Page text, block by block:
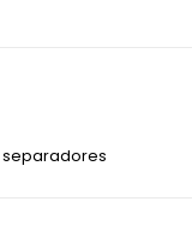
separadores